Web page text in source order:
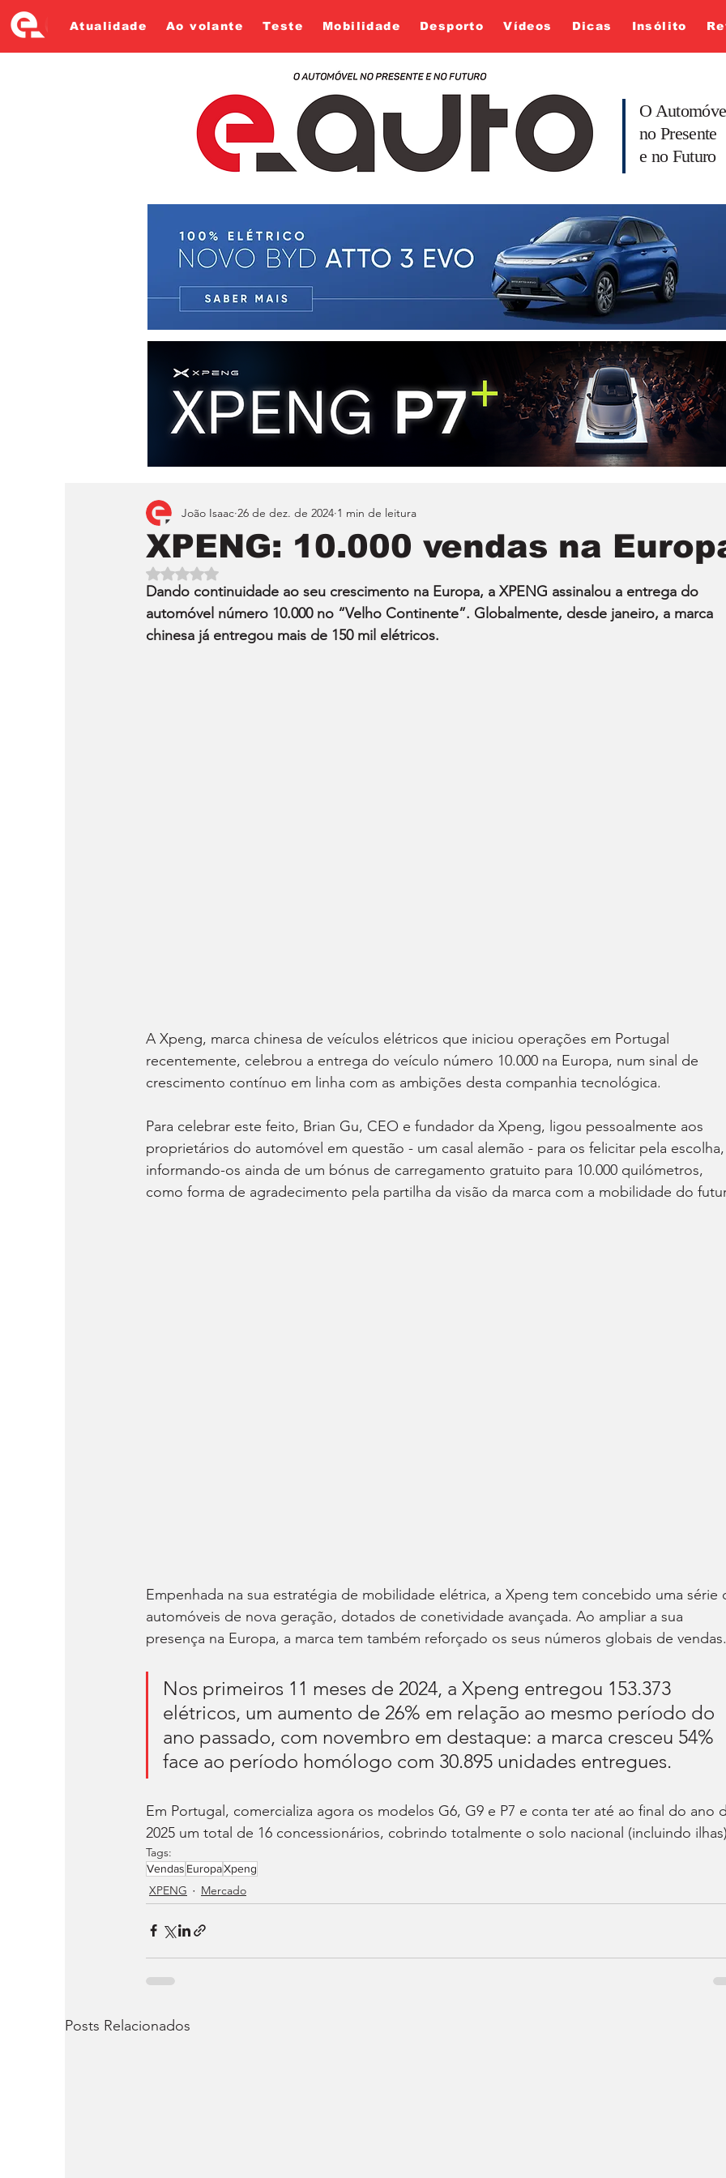
Atualidade Ao volante Teste Mobilidade Desporto Vídeos Dicas Insólito
O
no Presente
e no Futuro
XPENG: 10.000 vendas na
João Isaac 26 de dez. de 2024 1 min de leitura
Avaliado com NaN de 5 estrelas.
Dando continuidade ao seu crescimento na Europa, a XPENG assinalou a entrega do
automóvel número 10.000 no “Velho Continente”. Globalmente, desde janeiro, a marca
chinesa já entregou mais de 150 mil elétricos.
A Xpeng, marca chinesa de veículos elétricos que iniciou operações em Portugal
recentemente, celebrou a entrega do veículo número 10.000 na Europa, num sinal de
crescimento contínuo em linha com as ambições desta companhia tecnológica.
Para celebrar este feito, Brian Gu, CEO e fundador da Xpeng, ligou pessoalmente aos
proprietários do automóvel em questão - um casal alemão - para os felicitar pela
informando-os ainda de um bónus de carregamento gratuito para 10.000 quilómetros,
como forma de agradecimento pela partilha da visão da marca com a mobilidade do
Empenhada na sua estratégia de mobilidade elétrica, a Xpeng tem concebido uma série
automóveis de nova geração, dotados de conetividade avançada. Ao ampliar a sua
presença na Europa, a marca tem também reforçado os seus números globais de vendas.
Nos primeiros 11 meses de 2024, a Xpeng entregou 153.373
elétricos, um aumento de 26% em relação ao mesmo período do
ano passado, com novembro em destaque: a marca cresceu 54%
face ao período homólogo com 30.895 unidades entregues.
Em Portugal, comercializa agora os modelos G6, G9 e P7 e conta ter até ao final do ano
2025 um total de 16 concessionários, cobrindo totalmente o solo nacional (incluindo
Tags:
Vendas EuropaXpeng
XPENG Mercado
Posts Relacionados